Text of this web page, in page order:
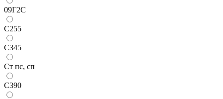
09Г2С
С255
С345
Ст пс, сп
С390